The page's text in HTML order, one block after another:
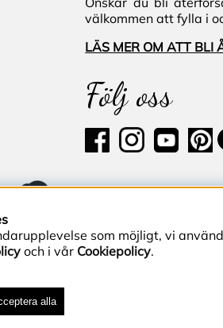
välkommen att fylla i
LÄS MER OM ATT BLI
Följ oss
| Bolagsgatan 2, 233 51
som möjligt, vi
och i vår Cookiepolicy.
alla